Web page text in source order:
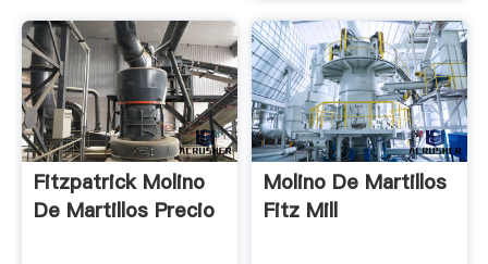
Fitzpatrick Molino
De Martillos Precio
Molino De Martillos
Fitz Mill